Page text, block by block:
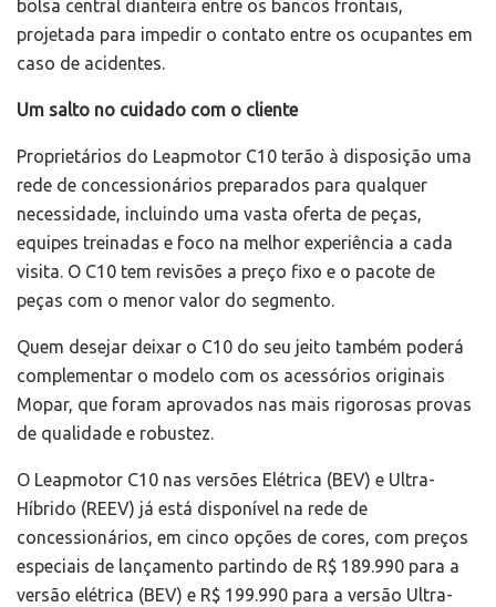
bolsa central dianteira entre os bancos frontais,
projetada para impedir o contato entre os ocupantes em
caso de acidentes.
Um salto no cuidado com o cliente
Proprietários do Leapmotor C10 terão à disposição uma
rede de concessionários preparados para qualquer
necessidade, incluindo uma vasta oferta de peças,
equipes treinadas e foco na melhor experiência a cada
visita. O C10 tem revisões a preço fixo e o pacote de
peças com o menor valor do segmento.
Quem desejar deixar o C10 do seu jeito também poderá
complementar o modelo com os acessórios originais
Mopar, que foram aprovados nas mais rigorosas provas
de qualidade e robustez.
O Leapmotor C10 nas versões Elétrica (BEV) e Ultra-
Híbrido (REEV) já está disponível na rede de
concessionários, em cinco opções de cores, com preços
especiais de lançamento partindo de R$ 189.990 para a
versão elétrica (BEV) e R$ 199.990 para a versão Ultra-